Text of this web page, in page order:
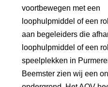
voortbewegen met een
loophulpmiddel of een
aan begeleiders die
loophulpmiddel of een
speelplekken in
Beemster zien wij een